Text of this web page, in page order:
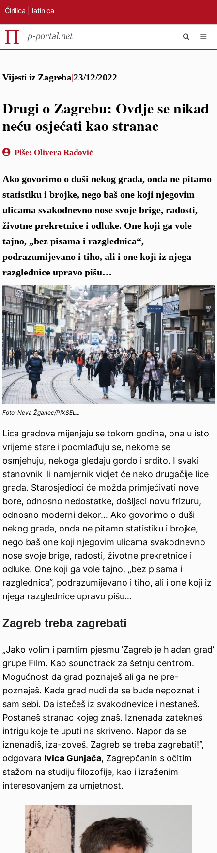
sadržaj
Ćirilica latinica
Vijesti iz Zagreba|23/12/2022
Drugi o Zagrebu: Ovdje se nikad
neću osjećati kao stranac
Piše: Olivera Radović
Ako govorimo o duši nekog grada, onda ne pitamo
statistiku i brojke, nego baš one koji njegovim
ulicama svakodnevno nose svoje brige, radosti,
životne prekretnice i odluke. One koji ga vole
tajno, „bez pisama i razglednica“,
podrazumijevano i tiho, ali i one koji iz njega
razglednice upravo pišu…
Foto: Neva Žganec/PIXSELL
Lica gradova mijenjaju se tokom godina, ona u isto
vrijeme stare i podmlađuju se, nekome se
osmjehuju, nekoga gledaju gordo i srdito. I svaki
stanovnik ili namjernik vidjet će neko drugačije lice
grada. Starosjedioci će možda primjećivati nove
bore, odnosno nedostatke, došljaci novu frizuru,
odnosno moderni dekor… Ako govorimo o duši
nekog grada, onda ne pitamo statistiku i brojke,
nego baš one koji njegovim ulicama svakodnevno
nose svoje brige, radosti, životne prekretnice i
odluke. One koji ga vole tajno, „bez pisama i
razglednica“, podrazumijevano i tiho, ali i one koji iz
njega razglednice upravo pišu…
Zagreb treba zagrebati
„Jako volim i pamtim pjesmu ’Zagreb je hladan grad’
grupe Film. Kao soundtrack za šetnju centrom.
Mogućnost da grad poznaješ ali ga ne pre-
poznaješ. Kada grad nudi da se bude nepoznat i
sam sebi. Da istečeš iz svakodnevice i nestaneš.
Postaneš stranac kojeg znaš. Iznenada zatekneš
intrigu koje te uputi na skriveno. Napor da se
iznenadiš, iza-zoveš. Zagreb se treba zagrebati!“,
odgovara Ivica Gunjača, Zagrepčanin s očitim
stažom na studiju filozofije, kao i izraženim
interesovanjem za umjetnost.